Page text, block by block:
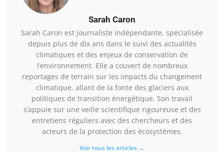
Sarah Caron
Sarah Caron est journaliste indépendante, spécialisée
depuis plus de dix ans dans le suivi des actualités
climatiques et des enjeux de conservation de
l’environnement. Elle a couvert de nombreux
reportages de terrain sur les impacts du changement
climatique, allant de la fonte des glaciers aux
politiques de transition énergétique. Son travail
s’appuie sur une veille scientifique rigoureuse et des
entretiens réguliers avec des chercheurs et des
acteurs de la protection des écosystèmes.
Voir tous les articles →